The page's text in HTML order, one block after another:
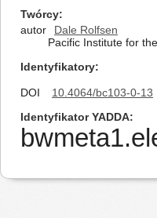
Twórcy
autor
Dale Rolfsen
Pacific Institute for
Identyfikatory
DOI
10.4064/bc103-0-13
Identyfikator YADDA